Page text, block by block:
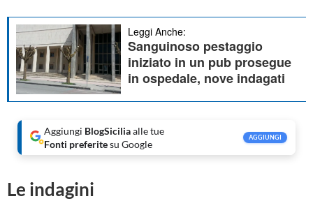
Leggi Anche:
Sanguinoso pestaggio
iniziato in un pub prosegue
in ospedale, nove indagati
Aggiungi BlogSiciliaalle tue
Fonti preferitesu Google
AGGIUNGI
Le indagini